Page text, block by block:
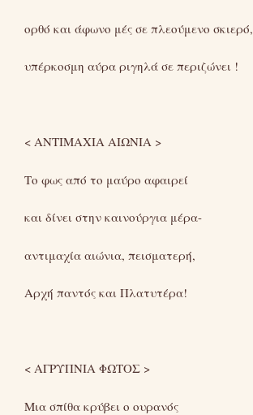
ορθό και άφωνο μές σε πλεούμενο σκιερό,
υπέρκοσμη αύρα ριγηλά σε περιζώνει !
< ΑΝΤΙΜΑΧΙΑ ΑΙΩΝΙΑ >
Το φως από το μαύρο αφαιρεί
και δίνει στην καινούργια μέρα-
αντιμαχία αιώνια, πεισματερή,
Αρχή παντός και Πλατυτέρα!
< ΑΓΡΥΠΝΙΑ ΦΩΤΟΣ >
Μια σπίθα κρύβει ο ουρανός